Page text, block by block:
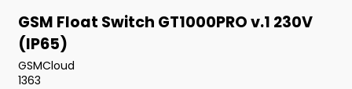
GSM Float Switch GT1000PRO v.1 230V
(IP65)
GSMCloud
1363